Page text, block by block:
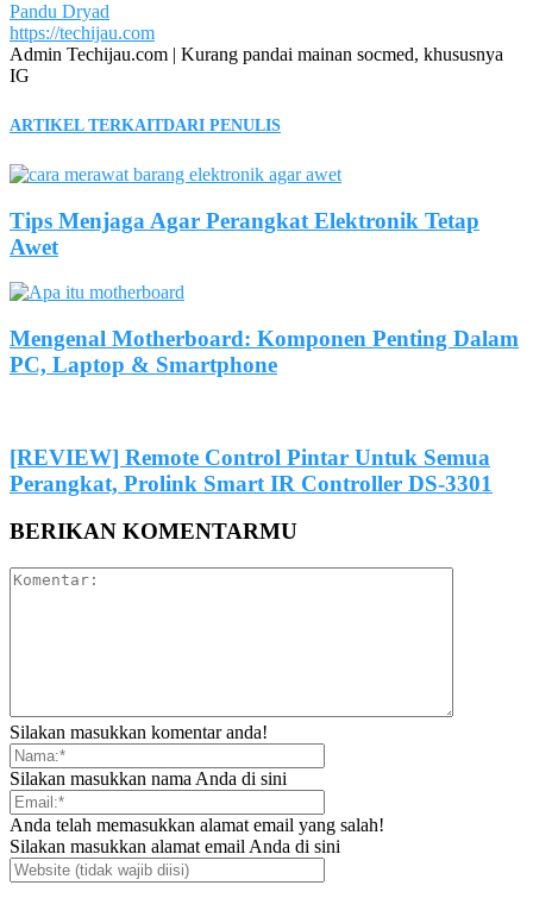
Pandu Dryad
https://techijau.com
Admin Techijau.com | Kurang pandai mainan socmed, khususnya
IG
ARTIKEL TERKAITDARI PENULIS
Tips Menjaga Agar Perangkat Elektronik Tetap
Awet
Mengenal Motherboard: Komponen Penting Dalam
PC, Laptop & Smartphone
[REVIEW] Remote Control Pintar Untuk Semua
Perangkat, Prolink Smart IR Controller DS-3301
BERIKAN KOMENTARMU
Silakan masukkan komentar anda!
Silakan masukkan nama Anda di sini
Anda telah memasukkan alamat email yang salah!
Silakan masukkan alamat email Anda di sini